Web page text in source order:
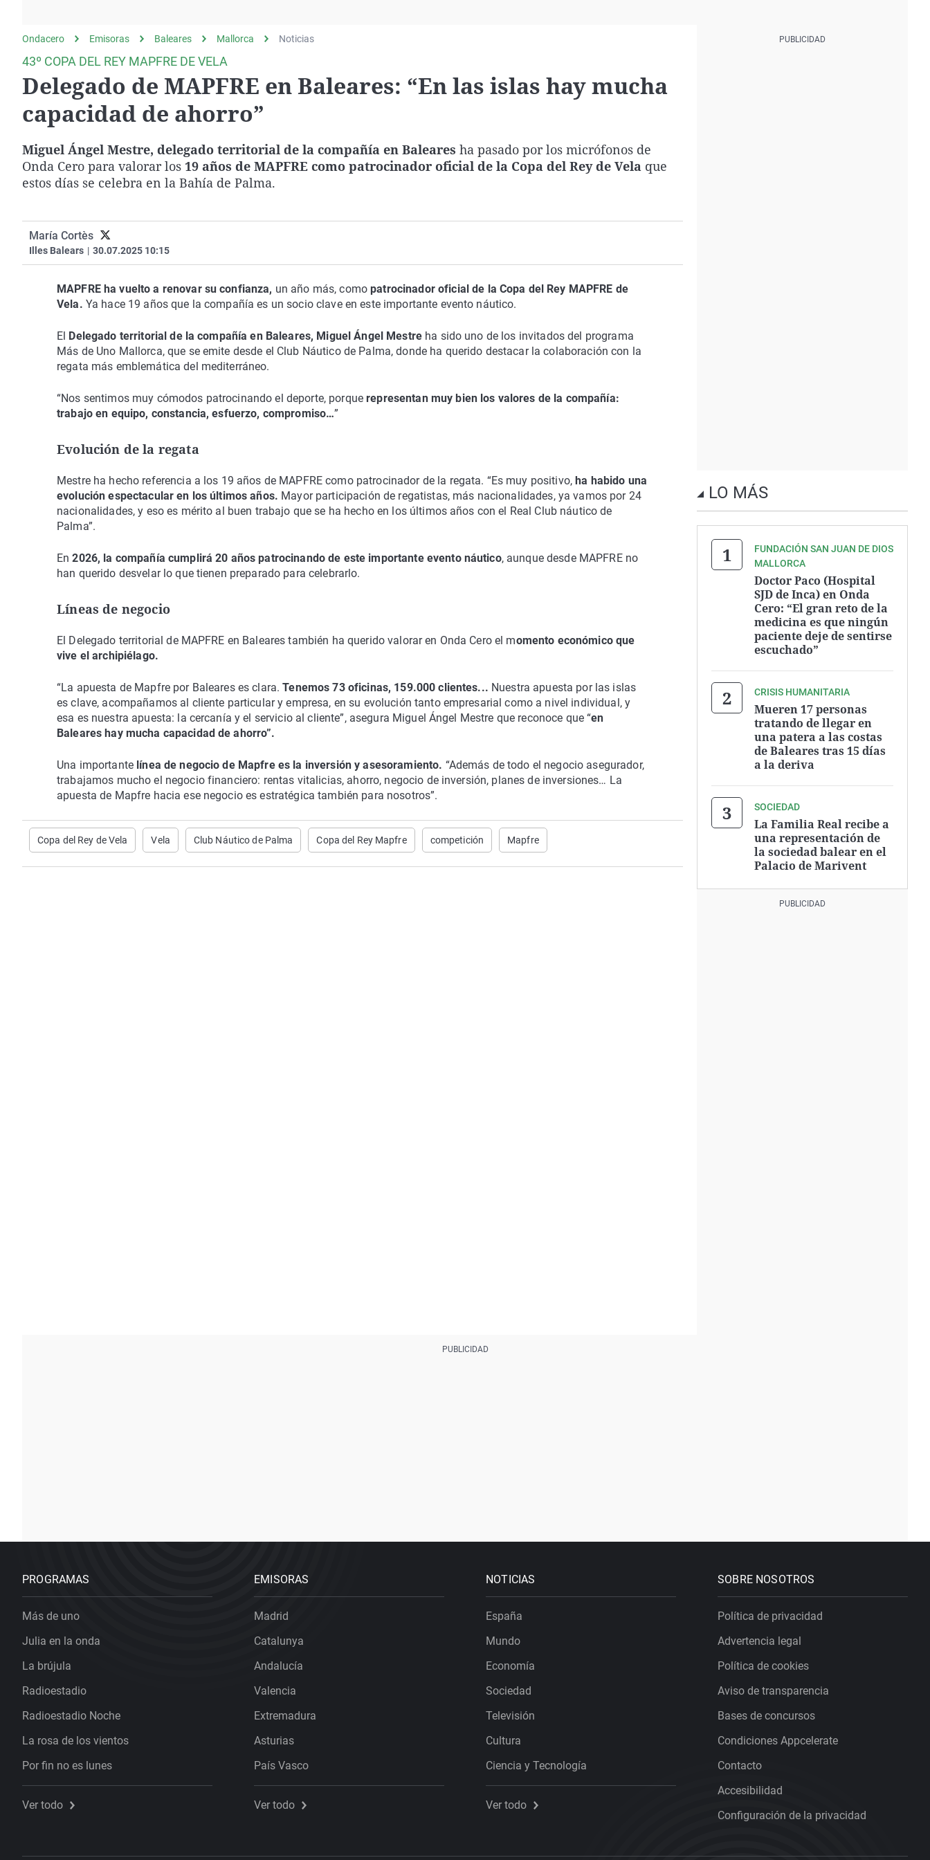
gato
Operación Viuda
Negra
Navarra
Ondacero Emisoras Baleares Mallorca Noticias
43º COPA DEL REY MAPFRE DE VELA
Delegado de MAPFRE en Baleares: “En las islas hay mucha
capacidad de ahorro”
Miguel Ángel Mestre, delegado territorial de la compañía en Baleares ha pasado por los micrófonos de
Onda Cero para valorar los 19 años de MAPFRE como patrocinador oficial de la Copa del Rey de Vela que
estos días se celebra en la Bahía de Palma.
María Cortès
Illes Balears | 30.07.2025 10:15
MAPFRE ha vuelto a renovar su confianza, un año más, comopatrocinador oficial de la Copa del Rey MAPFRE de
Vela. Ya hace 19 años que la compañía es un socio clave en este importante evento náutico.
El Delegado territorial de la compañía en Baleares, Miguel Ángel Mestre ha sido uno de los invitados del programa
Más de Uno Mallorca, que se emite desde el Club Náutico de Palma, donde ha querido destacar la colaboración con la
regata más emblemática del mediterráneo.
“Nos sentimos muy cómodos patrocinando el deporte, porquerepresentan muy bien los valores de la compañía:
trabajo en equipo, constancia, esfuerzo, compromiso…”
Evolución de la regata
Mestre ha hecho referencia a los 19 años de MAPFRE como patrocinador de la regata. “Es muy positivo,ha habido una
evolución espectacular en los últimos años. Mayor participación de regatistas, más nacionalidades, ya vamos por 24
nacionalidades, y eso es mérito al buen trabajo que se ha hecho en los últimos años con el Real Club náutico de
Palma”.
En2026, la compañía cumplirá 20 años patrocinando de este importante evento náutico, aunque desde MAPFRE no
han querido desvelar lo que tienen preparado para celebrarlo.
Líneas de negocio
El Delegado territorial de MAPFRE en Baleares también ha querido valorar en Onda Cero el momento económico que
vive el archipiélago.
“La apuesta de Mapfre por Baleares es clara. Tenemos 73 oficinas, 159.000 clientes... Nuestra apuesta por las islas
es clave, acompañamos al cliente particular y empresa, en su evolución tanto empresarial como a nivel individual, y
esa es nuestra apuesta: la cercanía y el servicio al cliente”, asegura Miguel Ángel Mestre que reconoce que “en
Baleares hay mucha capacidad de ahorro”.
Una importante línea de negocio de Mapfre es la inversión y asesoramiento. “Además de todo el negocio asegurador,
trabajamos mucho el negocio financiero: rentas vitalicias, ahorro, negocio de inversión, planes de inversiones… La
apuesta de Mapfre hacia ese negocio es estratégica también para nosotros”.
Copa del Rey de Vela Vela Club Náutico de Palma Copa del Rey Mapfre competición Mapfre
LO MÁS
FUNDACIÓN SAN JUAN DE DIOS
MALLORCA
Doctor Paco (Hospital
SJD de Inca) en Onda
Cero: “El gran reto de la
medicina es que ningún
paciente deje de sentirse
escuchado”
CRISIS HUMANITARIA
Mueren 17 personas
tratando de llegar en
una patera a las costas
de Baleares tras 15 días
a la deriva
SOCIEDAD
La Familia Real recibe a
una representación de
la sociedad balear en el
Palacio de Marivent
PROGRAMAS
Más de uno
Julia en la onda
La brújula
Radioestadio
Radioestadio Noche
La rosa de los vientos
Por fin no es lunes
Ver todo
EMISORAS
Madrid
Catalunya
Andalucía
Valencia
Extremadura
Asturias
País Vasco
Ver todo
NOTICIAS
España
Mundo
Economía
Sociedad
Televisión
Cultura
Ciencia y Tecnología
Ver todo
SOBRE NOSOTROS
Política de privacidad
Advertencia legal
Política de cookies
Aviso de transparencia
Bases de concursos
Condiciones Appcelerate
Contacto
Accesibilidad
Configuración de la privacidad